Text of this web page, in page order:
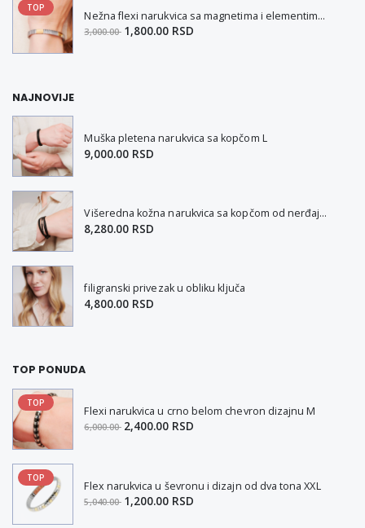
TOP
Nežna flexi narukvica sa magnetima i elementima u boji zlata i bakrom M
3,000.00 1,800.00 RSD
NAJNOVIJE
Muška pletena narukvica sa kopčom L
9,000.00 RSD
Višeredna kožna narukvica sa kopčom od nerđajućeg čelika L-XL
8,280.00 RSD
filigranski privezak u obliku ključa
4,800.00 RSD
TOP PONUDA
TOP
Flexi narukvica u crno belom chevron dizajnu M
6,000.00 2,400.00 RSD
TOP
Flex narukvica u ševronu i dizajn od dva tona XXL
5,040.00 1,200.00 RSD